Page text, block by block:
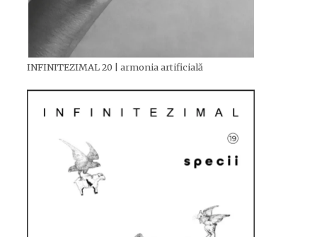
INFINITEZIMAL 20 | armonia artificială